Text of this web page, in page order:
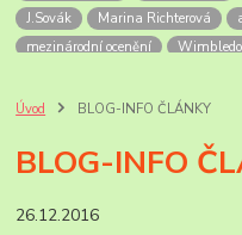
J.Sovák
Marina Richterová
mezinárodní ocenění
non-stop let Mexiko-NY
výročí pošt
Bill Picket USA
Georg VI
Úvod BLOG-INFO ČLÁNKY
BLOG-INFO
26.12.2016